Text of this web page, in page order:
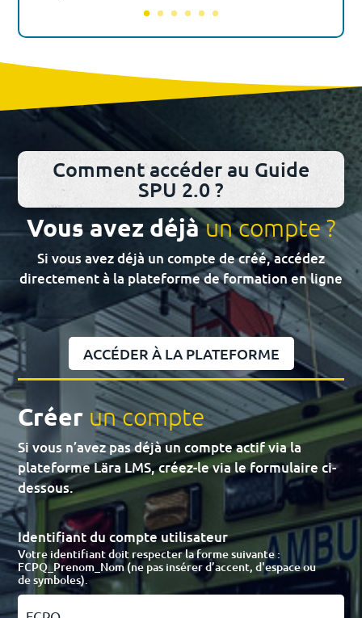
Comment accéder au Guide
SPU 2.0 ?
Vous avez déjàun compte ?
Si vous avez déjà un compte de créé, accédez
directement à la plateforme de formation en ligne
ACCÉDER À LA PLATEFORME
Créer un compte
Si vous n’avez pas déjà un compte actif via la
plateformeLära LMS, créez-le via le formulaire ci-
dessous.
Identifiant du compte utilisateur
Votre identifiant doit respecter la forme suivante :
FCPQ_Prenom_Nom (ne pas insérer d’accent, d'espace ou
de symboles).